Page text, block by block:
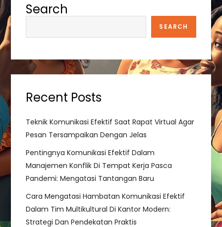
v
i
g
a
t
i
o
n
Search
SEARCH
Recent Posts
Teknik Komunikasi Efektif Saat Rapat Virtual Agar
Pesan Tersampaikan Dengan Jelas
Pentingnya Komunikasi Efektif Dalam
Manajemen Konflik Di Tempat Kerja Pasca
Pandemi: Mengatasi Tantangan Baru
Cara Mengatasi Hambatan Komunikasi Efektif
Dalam Tim Multikultural Di Kantor Modern:
Strategi Dan Pendekatan Praktis